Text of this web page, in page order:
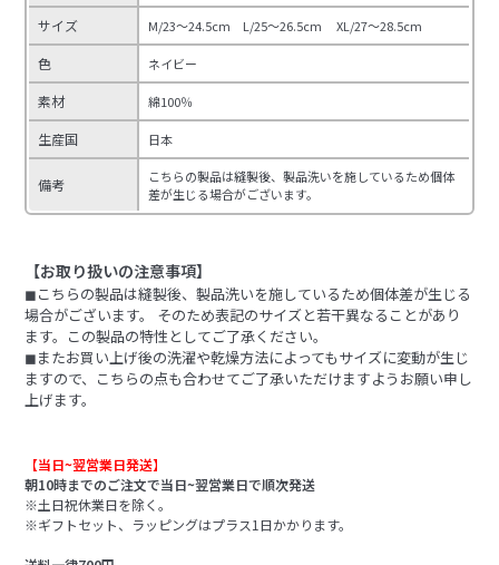
サイズ M/23～24.5cm L/25～26.5cm XL/27～28.5cm
色 ネイビー
素材 綿100％
生産国 日本
備考
こちらの製品は縫製後、製品洗いを施しているため個体
差が生じる場合がございます。
【お取り扱いの注意事項】
◼︎こちらの製品は縫製後、製品洗いを施しているため個体差が生じる
場合がございます。 そのため表記のサイズと若干異なることがあり
ます。この製品の特性としてご了承ください。
◼︎またお買い上げ後の洗濯や乾燥方法によってもサイズに変動が生じ
ますので、こちらの点も合わせてご了承いただけますようお願い申し
上げます。
【当日~翌営業日発送】
朝10時までのご注文で当日~翌営業日で順次発送
※土日祝休業日を除く。
※ギフトセット、ラッピングはプラス1日かかります。